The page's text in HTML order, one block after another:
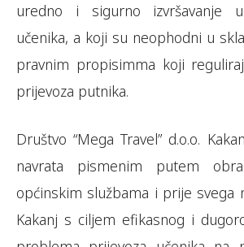
uredno i sigurno izvršavanje
učenika, a koji su neophodni u
pravnim propisimma koji
prijevoza putnika.
Društvo “Mega Travel” d.o.o.
navrata pismenim putem
općinskim službama i prije svega
Kakanj s ciljem efikasnog i